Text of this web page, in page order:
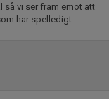
så vi ser fram emot att
har spelledigt.